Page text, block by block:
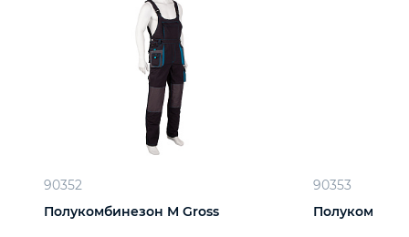
90352
Полукомбинезон M Gross
90353